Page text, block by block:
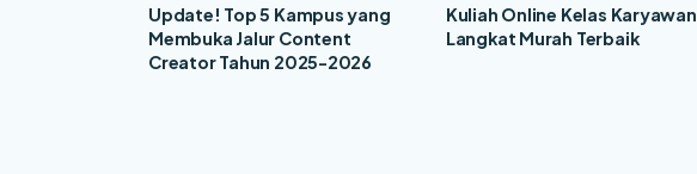
Update! Top 5 Kampus yang
Membuka Jalur Content
Creator Tahun 2025-2026
Kuliah Online Kelas Karyawan
Langkat Murah Terbaik